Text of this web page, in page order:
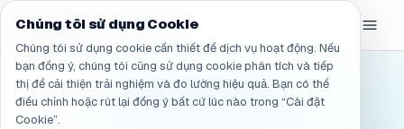
Đã điều hướng đến /vi/solutions/industry/manufacturing
eGroupAI/AI Sandbox
Manufacturing
Chúng tôi sử dụng Cookie
Chúng tôi sử dụng cookie cần thiết để dịch vụ hoạt động. Nếu
bạn đồng ý, chúng tôi cũng sử dụng cookie phân tích và tiếp
thị để cải thiện trải nghiệm và đo lường hiệu quả. Bạn có thể
điều chỉnh hoặc rút lại đồng ý bất cứ lúc nào trong “Cài đặt
Cookie”.